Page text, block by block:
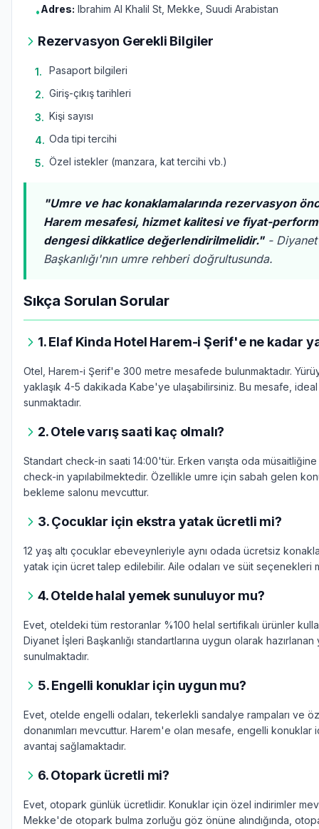
•Adres: Ibrahim Al Khalil St, Mekke, Suudi Arabistan
Rezervasyon Gerekli Bilgiler
1.
Pasaport bilgileri
2. Giriş-çıkış tarihleri
3. Kişi sayısı
4. Oda tipi tercihi
5. Özel istekler (manzara, kat tercihi vb.)
"Umre ve hac konaklamalarında rezervasyon
Harem mesafesi, hizmet kalitesi ve fiyat-
dengesi dikkatlice değerlendirilmelidir."- Diyanet
Başkanlığı'nın umre rehberi doğrultusunda.
Sıkça Sorulan Sorular
1. Elaf Kinda Hotel Harem-i Şerif'e ne kadar
Otel, Harem-i Şerif'e 300 metre mesafede bulunmaktadır.
yaklaşık 4-5 dakikada Kabe'ye ulaşabilirsiniz. Bu mesafe,
sunmaktadır.
2. Otele varış saati kaç olmalı?
Standart check-in saati 14:00'tür. Erken varışta oda
check-in yapılabilmektedir. Özellikle umre için sabah gelen
bekleme salonu mevcuttur.
3. Çocuklar için ekstra yatak ücretli mi?
12 yaş altı çocuklar ebeveynleriyle aynı odada ücretsiz
yatak için ücret talep edilebilir. Aile odaları ve süit seçenekleri
4. Otelde halal yemek sunuluyor mu?
Evet, oteldeki tüm restoranlar %100 helal sertifikalı ürünler
Diyanet İşleri Başkanlığı standartlarına uygun olarak
sunulmaktadır.
5. Engelli konuklar için uygun mu?
Evet, otelde engelli odaları, tekerlekli sandalye rampaları ve
donanımları mevcuttur. Harem'e olan mesafe, engelli konuklar
avantaj sağlamaktadır.
6. Otopark ücretli mi?
Evet, otopark günlük ücretlidir. Konuklar için özel indirimler
Mekke'de otopark bulma zorluğu göz önüne alındığında,